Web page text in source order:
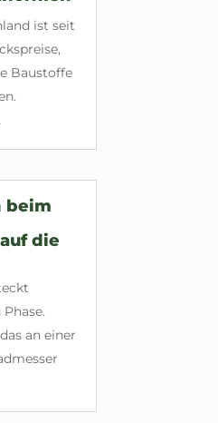
ist seit
Baustoffe
beim
die
an einer